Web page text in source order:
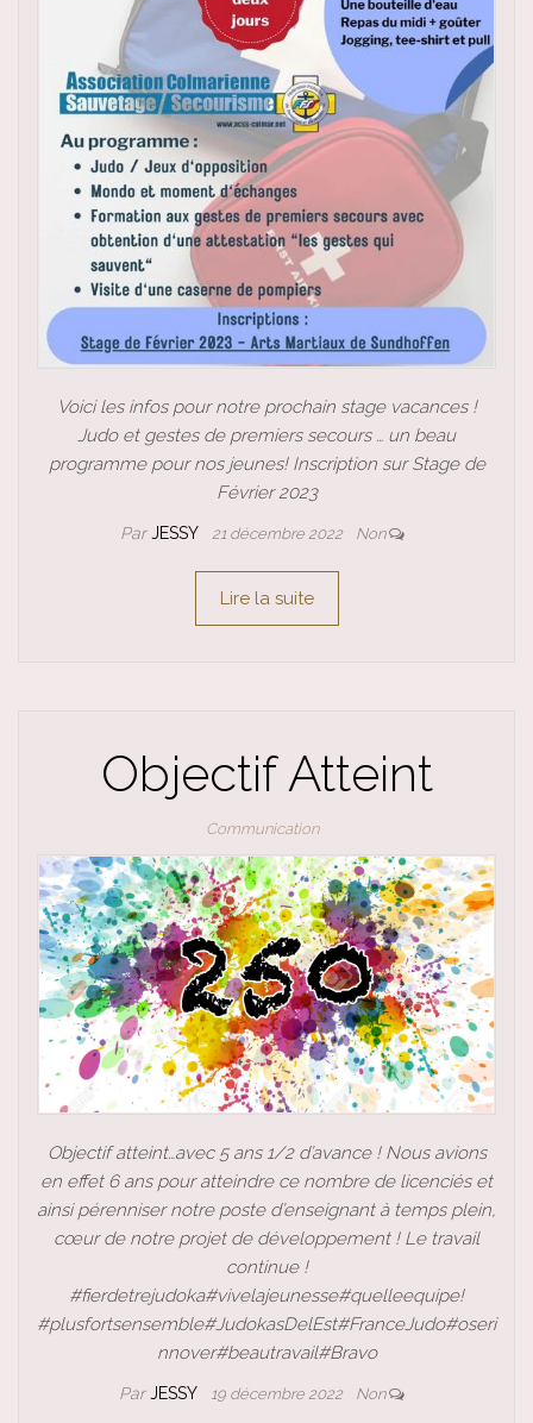
Voici les infos pour notre prochain stage vacances !
Judo et gestes de premiers secours … un beau
programme pour nos jeunes! Inscription sur Stage de
Février 2023
ParJESSY 21 décembre 2022 Non
Lire la suite
Objectif Atteint
Communication
Objectif atteint…avec 5 ans 1/2 d’avance ! Nous avions
en effet 6 ans pour atteindre ce nombre de licenciés et
ainsi pérenniser notre poste d’enseignant à temps plein,
cœur de notre projet de développement ! Le travail
continue !
#fierdetrejudoka#vivelajeunesse#quelleequipe!
#plusfortsensemble#JudokasDelEst#FranceJudo#oseri
nnover#beautravail#Bravo
ParJESSY 19 décembre 2022 Non